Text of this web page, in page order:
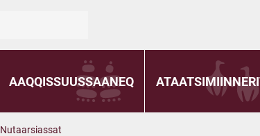
AAQQISSUUSSAANEQ
Nutaarsiassat